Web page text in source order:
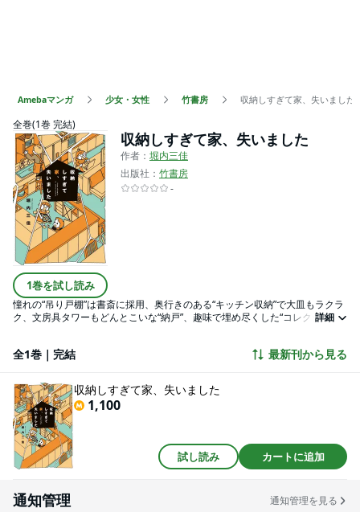
Amebaマンガ 少女・女性 竹書房 収納しすぎて家、失いました
全巻(1巻 完結)
1巻を試し読み
収納しすぎて家、失いました
作者： 堀内三佳
出版社： 竹書房
-
憧れの“吊り戸棚”は書斎に採用、奥行きのある“キッチン収納”で大皿もラクラ
ク、文房具タワーもどんとこいな“納戸”、趣味で埋め尽くした“コレクション
1章 収納の中第1話 書斎の納戸を占拠した 文房具第2話 欲望のままに増えた
品第5話 これからも作ります! 石鹸第6話 形から入って物の山を築く 夫の趣味
第7話 取り憑かれていた K-POPグッズ第8話 夢がぎっしり 手帳第2章 処分始
まる第9話 一旦レンタル倉庫へ第10話 東京を引き払い札幌へ第11話 片付け放
棄！？ の夫第12話 内覧で奇跡が起きた第13話 荷物が多くて引っ越し失敗最
終話 さようならわが家抑えらえない物欲！ 収集癖！私はコレで家を手放しま
した・・・★単行本カバー下画像収録★
詳細
全1巻｜完結 最新刊から見る
収納しすぎて家、失いました
1,100
試し読み カートに追加
通知管理 通知管理を見る